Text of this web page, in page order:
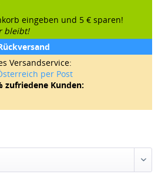
eingeben und 5 € sparen!
bleibt!
Versandservice:
per Post
zufriedene Kunden: